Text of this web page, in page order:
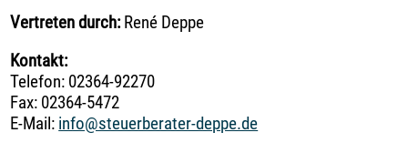
Angebot
Team
Vertreten durch:René Deppe
Kontakt:
Telefon: 02364-92270
Fax: 02364-5472
E-Mail: info@steuerberater-deppe.de